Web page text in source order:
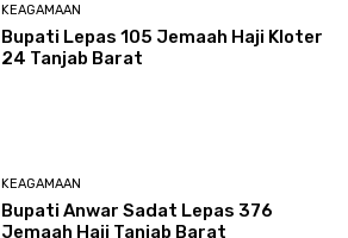
KEAGAMAAN
Bupati Lepas 105 Jemaah Haji Kloter
24 Tanjab Barat
KEAGAMAAN
Bupati Anwar Sadat Lepas 376
Jemaah Haji Tanjab Barat